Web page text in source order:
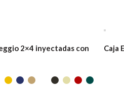
2×4 inyectadas con
Caja